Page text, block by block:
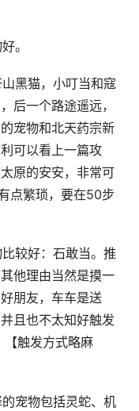
。
黑猫，小叮当和寇
后一个路途遥远，
宠物和北天药宗新
可以看上一篇攻
原的安安，非常可
点繁琐，要在50步
较好：石敢当。推
他理由当然是摸一
朋友，车车是送
且也不太知好触发
【触发方式略麻
宠物包括灵蛇、机